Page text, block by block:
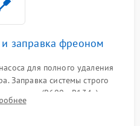
заправка фреоном
для полного удаления
Заправка системы строго
(R600a, R134a) по
рабочего давления в системе.